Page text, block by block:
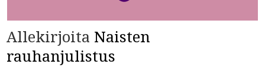
Allekirjoita Naisten
rauhanjulistus